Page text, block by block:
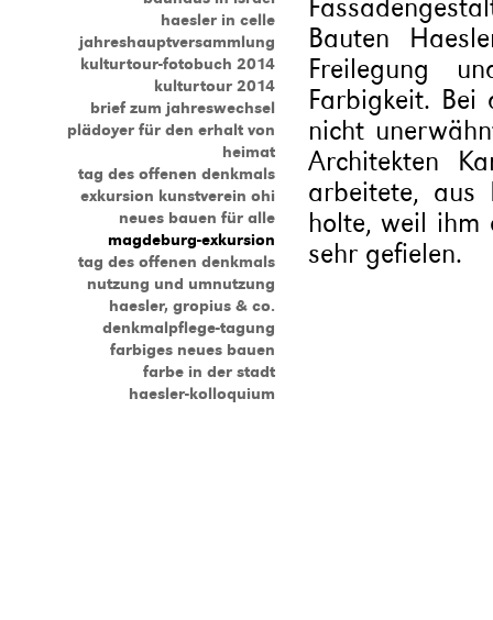
haesler in celle
jahreshauptversammlung
kulturtour-fotobuch 2014
kulturtour 2014
brief zum jahreswechsel
plädoyer für den erhalt von
heimat
tag des offenen denkmals
exkursion kunstverein ohi
neues bauen für alle
magdeburg-exkursion
tag des offenen denkmals
nutzung und umnutzung
haesler, gropius & co.
denkmalpflege-tagung
farbiges neues bauen
farbe in der stadt
haesler-kolloquium
Bauten
Freilegung
Farbigkeit. Bei
nicht
Architekten
arbeitete, aus
holte, weil ihm
sehr gefielen.